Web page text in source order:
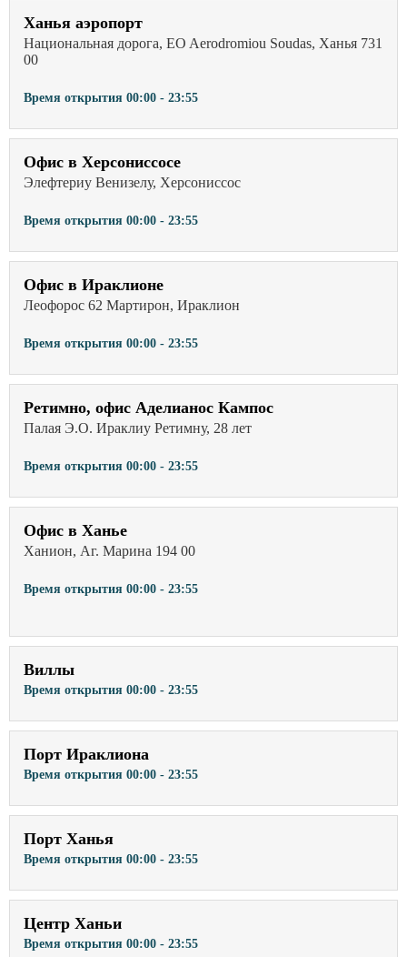
Ханья аэропорт
Национальная дорога, EO Aerodromiou Soudas, Ханья 731
00
Время открытия 00:00 - 23:55
Офис в Херсониссосе
Элефтериу Венизелу, Херсониссос
Время открытия 00:00 - 23:55
Офис в Ираклионе
Леофорос 62 Мартирон, Ираклион
Время открытия 00:00 - 23:55
Ретимно, офис Аделианос Кампос
Палая Э.О. Ираклиу Ретимну, 28 лет
Время открытия 00:00 - 23:55
Офис в Ханье
Ханион, Аг. Марина 194 00
Время открытия 00:00 - 23:55
Виллы
Время открытия 00:00 - 23:55
Порт Ираклиона
Время открытия 00:00 - 23:55
Порт Ханья
Время открытия 00:00 - 23:55
Центр Ханьи
Время открытия 00:00 - 23:55